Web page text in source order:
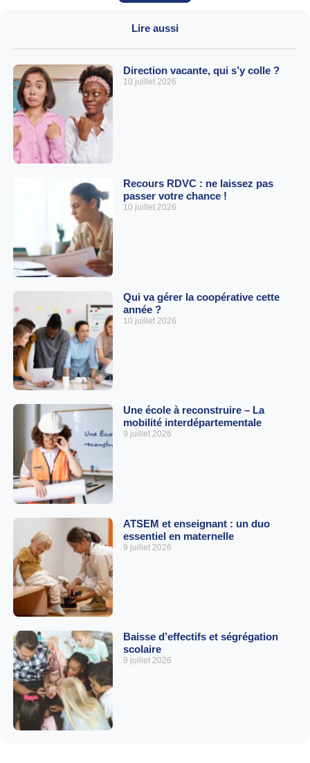
Lire aussi
Direction vacante, qui s’y colle ?
10 juillet 2026
Recours RDVC : ne laissez pas
passer votre chance !
10 juillet 2026
Qui va gérer la coopérative cette
année ?
10 juillet 2026
Une école à reconstruire – La
mobilité interdépartementale
9 juillet 2026
ATSEM et enseignant : un duo
essentiel en maternelle
9 juillet 2026
Baisse d’effectifs et ségrégation
scolaire
9 juillet 2026